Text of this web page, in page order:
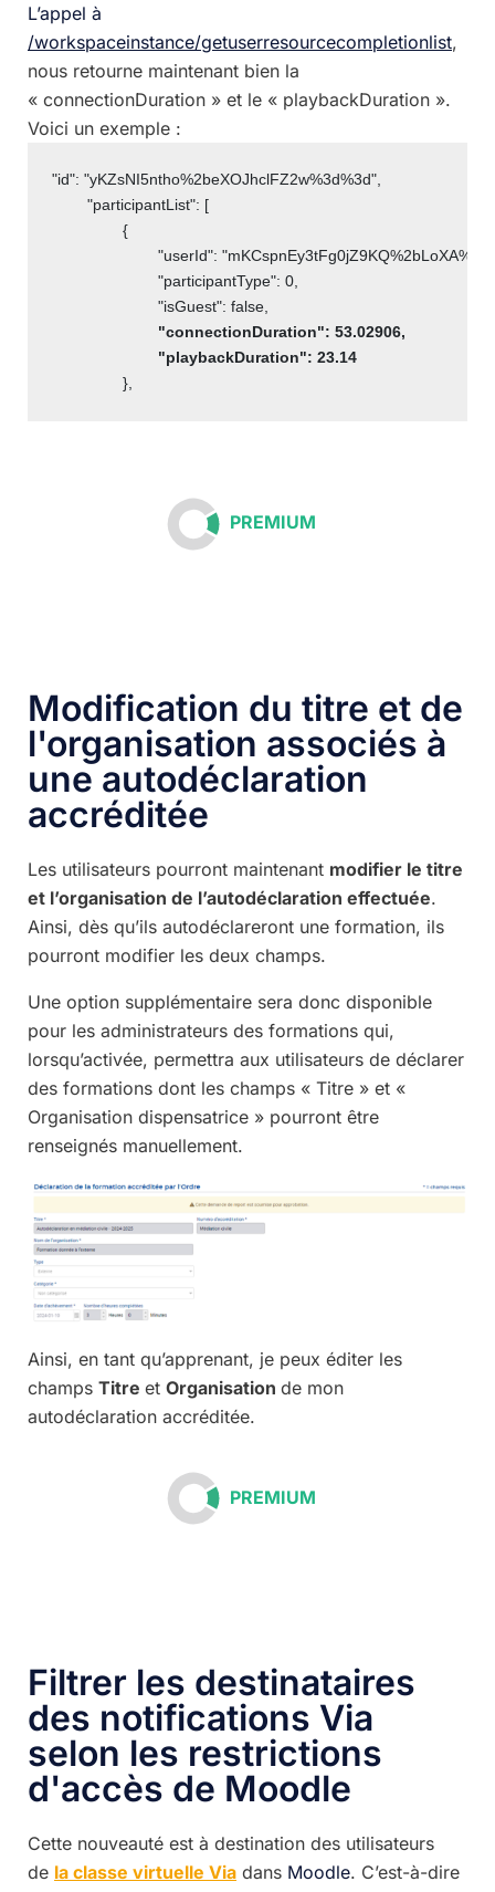
L’appel à
/workspaceinstance/getuserresourcecompletionlist,
nous retourne maintenant bien la
« connectionDuration » et le « playbackDuration ».
Voici un exemple :
"id": "yKZsNI5ntho%2beXOJhclFZ2w%3d%3d",
	"participantList": [
		{
			"userId": "mKCspnEy3tFg0jZ9KQ%2bLoXA%3d%3d",
			"participantType": 0,
			"isGuest": false,
"connectionDuration": 53.02906,
			"playbackDuration": 23.14
		},
PREMIUM
Modification du titre et de
l'organisation associés à
une autodéclaration
accréditée
Les utilisateurs pourront maintenant modifier le titre
et l’organisation de l’autodéclaration effectuée.
Ainsi, dès qu’ils autodéclareront une formation, ils
pourront modifier les deux champs.
Une option supplémentaire sera donc disponible
pour les administrateurs des formations qui,
lorsqu’activée, permettra aux utilisateurs de déclarer
des formations dont les champs « Titre » et «
Organisation dispensatrice » pourront être
renseignés manuellement.
Ainsi, en tant qu’apprenant, je peux éditer les
champs Titre et Organisation de mon
autodéclaration accréditée.
PREMIUM
Filtrer les destinataires
des notifications Via
selon les restrictions
d'accès de Moodle
Cette nouveauté est à destination des utilisateurs
de la classe virtuelle Via dans Moodle. C’est-à-dire